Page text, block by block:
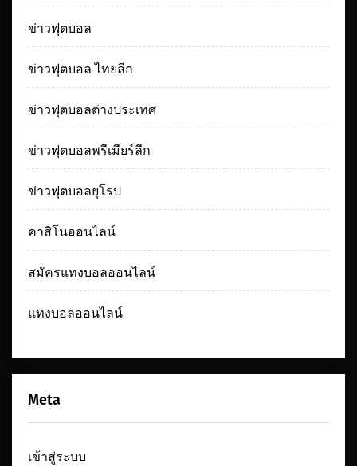
ข่าวฟุตบอล
ข่าวฟุตบอล ไทยลีก
ข่าวฟุตบอลต่างประเทศ
ข่าวฟุตบอลพรีเมียร์ลีก
ข่าวฟุตบอลยุโรป
คาสิโนออนไลน์
สมัครแทงบอลออนไลน์
แทงบอลออนไลน์
Meta
เข้าสู่ระบบ